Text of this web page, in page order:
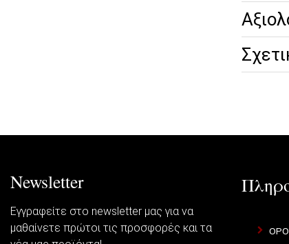
Newsletter
Εγγραφείτε στο newsletter μας για να
μαθαίνετε πρώτοι τις προσφορές και τα